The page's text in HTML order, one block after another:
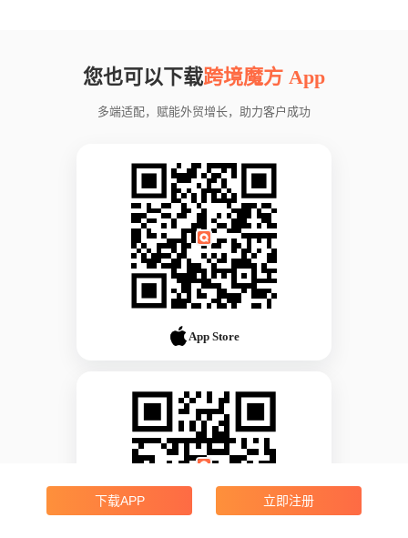
您也可以下载跨境魔方 App
多端适配，赋能外贸增长，助力客户成功
App Store
下载APP 立即注册